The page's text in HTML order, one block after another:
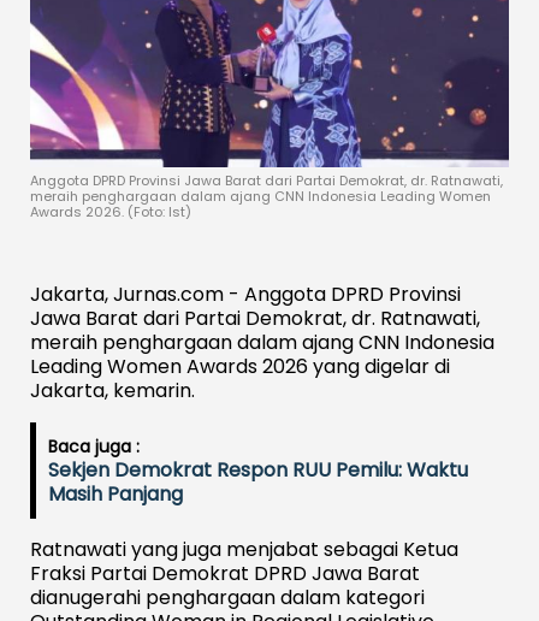
Anggota DPRD Provinsi Jawa Barat dari Partai Demokrat, dr. Ratnawati,
meraih penghargaan dalam ajang CNN Indonesia Leading Women
Awards 2026. (Foto: Ist)
Jakarta, Jurnas.com - Anggota DPRD Provinsi
Jawa Barat dari Partai Demokrat, dr. Ratnawati,
meraih penghargaan dalam ajangCNN Indonesia
Leading Women Awards 2026yang digelar di
Jakarta, kemarin.
Baca juga :
Sekjen Demokrat Respon RUU Pemilu: Waktu
Masih Panjang
Ratnawati yang juga menjabat sebagai Ketua
Fraksi Partai Demokrat DPRD Jawa Barat
dianugerahi penghargaan dalam kategori